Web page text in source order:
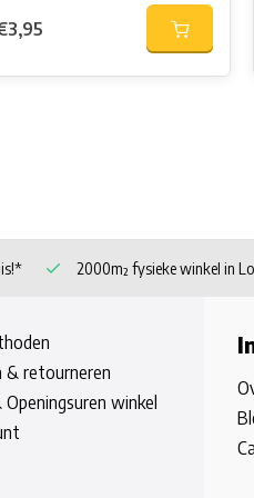
2000m² fysieke winkel in
& retourneren
winkel